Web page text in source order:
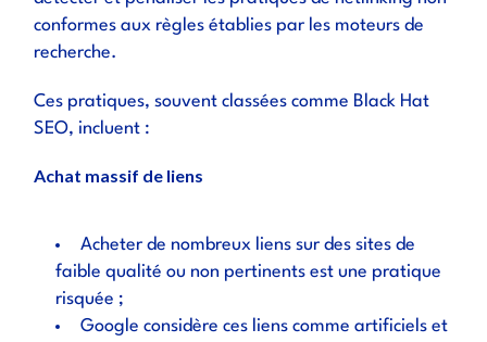
conformes aux règles établies par les moteurs de
recherche.
Ces pratiques, souvent classées comme Black Hat
SEO, incluent :
Achat massif de liens
Acheter de nombreux liens sur des sites de
faible qualité ou non pertinents est une pratique
risquée ;
Google considère ces liens comme artificiels et